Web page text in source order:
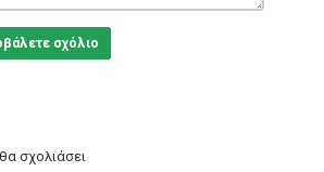
σχόλιο
σχολιάσει